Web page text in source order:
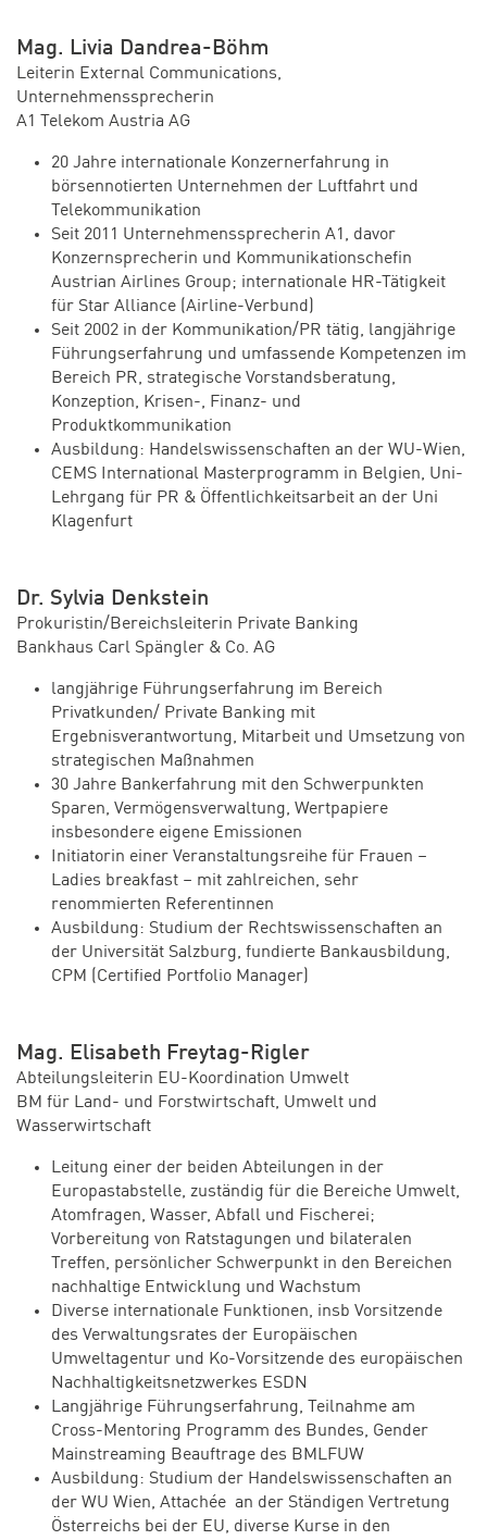
Mag. Livia Dandrea-Böhm
Leiterin External Communications,
Unternehmenssprecherin
A1 Telekom Austria AG
20 Jahre internationale Konzernerfahrung in
börsennotierten Unternehmen der Luftfahrt und
Telekommunikation
Seit 2011 Unternehmenssprecherin A1, davor
Konzernsprecherin und Kommunikationschefin
Austrian Airlines Group; internationale HR-Tätigkeit
für Star Alliance (Airline-Verbund)
Seit 2002 in der Kommunikation/PR tätig, langjährige
Führungserfahrung und umfassende Kompetenzen im
Bereich PR, strategische Vorstandsberatung,
Konzeption, Krisen-, Finanz- und
Produktkommunikation
Ausbildung: Handelswissenschaften an der WU-Wien,
CEMS International Masterprogramm in Belgien, Uni-
Lehrgang für PR & Öffentlichkeitsarbeit an der Uni
Klagenfurt
Dr. Sylvia Denkstein
Prokuristin/Bereichsleiterin Private Banking
Bankhaus Carl Spängler & Co. AG
langjährige Führungserfahrung im Bereich
Privatkunden/ Private Banking mit
Ergebnisverantwortung, Mitarbeit und Umsetzung von
strategischen Maßnahmen
30 Jahre Bankerfahrung mit den Schwerpunkten
Sparen, Vermögensverwaltung, Wertpapiere
insbesondere eigene Emissionen
Initiatorin einer Veranstaltungsreihe für Frauen –
Ladies breakfast – mit zahlreichen, sehr
renommierten Referentinnen
Ausbildung: Studium der Rechtswissenschaften an
der Universität Salzburg, fundierte Bankausbildung,
CPM (Certified Portfolio Manager)
Mag. Elisabeth Freytag-Rigler
Abteilungsleiterin EU-Koordination Umwelt
BM für Land- und Forstwirtschaft, Umwelt und
Wasserwirtschaft
Leitung einer der beiden Abteilungen in der
Europastabstelle, zuständig für die Bereiche Umwelt,
Atomfragen, Wasser, Abfall und Fischerei;
Vorbereitung von Ratstagungen und bilateralen
Treffen, persönlicher Schwerpunkt in den Bereichen
nachhaltige Entwicklung und Wachstum
Diverse internationale Funktionen, insb Vorsitzende
des Verwaltungsrates der Europäischen
Umweltagentur und Ko-Vorsitzende des europäischen
Nachhaltigkeitsnetzwerkes ESDN
Langjährige Führungserfahrung, Teilnahme am
Cross-Mentoring Programm des Bundes, Gender
Mainstreaming Beauftrage des BMLFUW
Ausbildung: Studium der Handelswissenschaften an
der WU Wien, Attachée an der Ständigen Vertretung
Österreichs bei der EU, diverse Kurse in den